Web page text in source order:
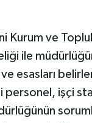
Kurum ve
ile
esasları
işçi